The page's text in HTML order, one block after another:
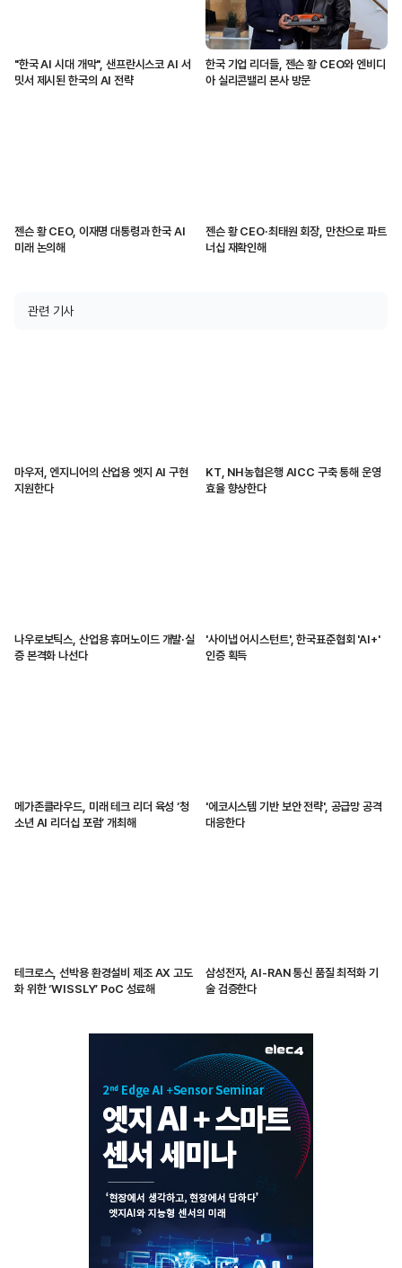
"한국 AI 시대 개막", 샌프란시스코 AI 서
밋서 제시된 한국의 AI 전략
한국 기업 리더들, 젠슨 황 CEO와 엔비디
아 실리콘밸리 본사 방문
젠슨 황 CEO, 이재명 대통령과 한국 AI
미래 논의해
젠슨 황 CEO·최태원 회장, 만찬으로 파트
너십 재확인해
관련 기사
마우저, 엔지니어의 산업용 엣지 AI 구현
지원한다
KT, NH농협은행 AICC 구축 통해 운영
효율 향상한다
나우로보틱스, 산업용 휴머노이드 개발·실
증 본격화 나선다
'사이냅 어시스턴트', 한국표준협회 'AI+'
인증 획득
메가존클라우드, 미래 테크 리더 육성 ‘청
소년 AI 리더십 포럼’ 개최해
'에코시스템 기반 보안 전략', 공급망 공격
대응한다
테크로스, 선박용 환경설비 제조 AX 고도
화 위한 ‘WISSLY’ PoC 성료해
삼성전자, AI-RAN 통신 품질 최적화 기
술 검증한다